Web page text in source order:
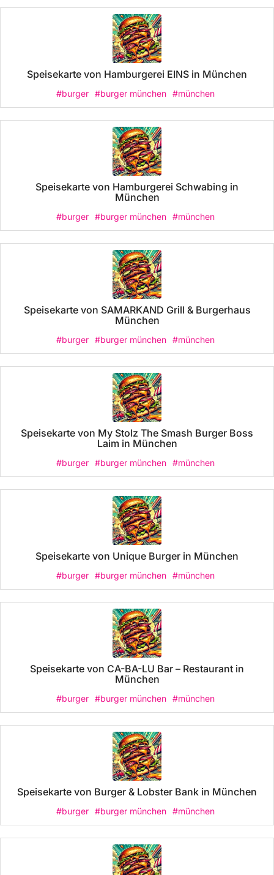
Speisekarte von Hamburgerei EINS in München
#burger #burger münchen #münchen
Speisekarte von Hamburgerei Schwabing in
München
#burger #burger münchen #münchen
Speisekarte von SAMARKAND Grill & Burgerhaus
München
#burger #burger münchen #münchen
Speisekarte von My Stolz The Smash Burger Boss
Laim in München
#burger #burger münchen #münchen
Speisekarte von Unique Burger in München
#burger #burger münchen #münchen
Speisekarte von CA-BA-LU Bar – Restaurant in
München
#burger #burger münchen #münchen
Speisekarte von Burger & Lobster Bank in München
#burger #burger münchen #münchen